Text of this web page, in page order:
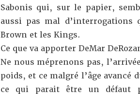
Sabonis qui, sur le papier,
aussi pas mal
Brown et les Kings.
Ce que va apporter DeMar
Ne nous méprenons pas,
poids, et ce malgré l’âge avancé
ce qui parait être un défaut